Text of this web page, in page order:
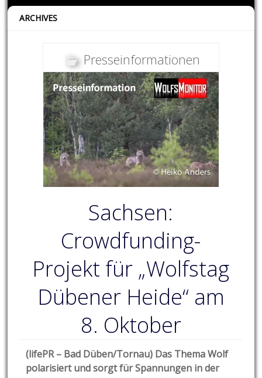
ARCHIVES
Presseinformationen
Sachsen:
Crowdfunding-
Projekt für „Wolfstag
Dübener Heide“ am
8. Oktober
(lifePR – Bad Düben/Tornau) Das Thema Wolf
polarisiert und sorgt für Spannungen in der